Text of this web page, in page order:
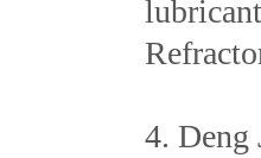
4. Deng